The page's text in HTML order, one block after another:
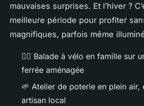
mauvaises surprises. Et l’hiver ?
meilleure période pour profiter
magnifiques, parfois même
🚴‍♀️ Balade à vélo en famille sur
ferrée aménagée
🌱 Atelier de poterie en plein air,
artisan local